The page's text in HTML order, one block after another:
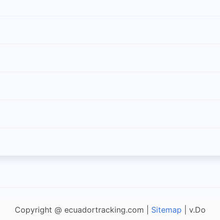
Copyright @ ecuadortracking.com | Sitemap | v.Do